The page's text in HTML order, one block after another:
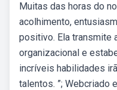
Muitas das horas do
acolhimento,
positivo. Ela transmite
organizacional e
incríveis habilidades
talentos. ”; Webcriado